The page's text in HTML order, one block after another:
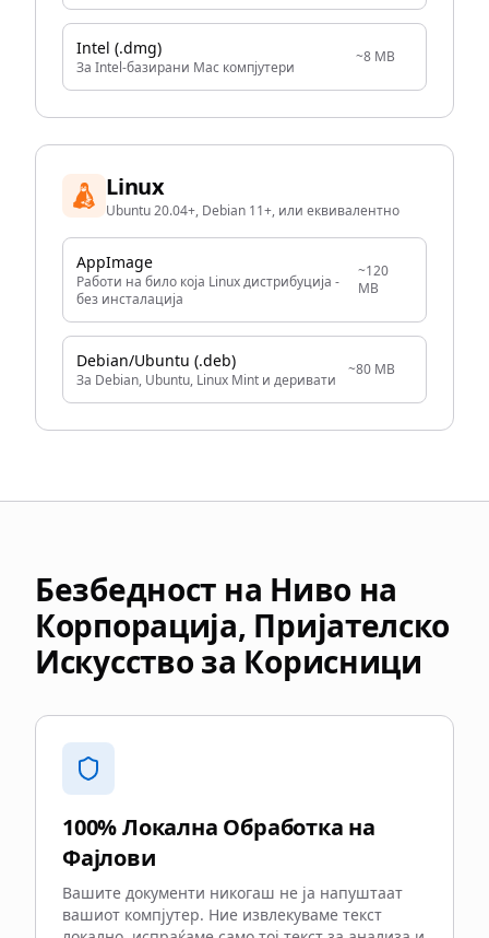
Intel (.dmg)
За Intel-базирани Mac компјутери
~8 MB
Linux
Ubuntu 20.04+, Debian 11+, или еквивалентно
AppImage
Работи на било која Linux дистрибуција -
без инсталација
~120
MB
Debian/Ubuntu (.deb)
За Debian, Ubuntu, Linux Mint и деривати
~80 MB
Безбедност на Ниво на
Корпорација, Пријателско
Искусство за Корисници
100% Локална Обработка на
Фајлови
Вашите документи никогаш не ја напуштаат
вашиот компјутер. Ние извлекуваме текст